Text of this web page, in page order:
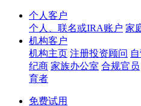
个人客户
个人、联名或IRA账户 家
机构客户
机构主页 注册投资顾问
纪商 家族办公室 合规官员
育者
免费试用